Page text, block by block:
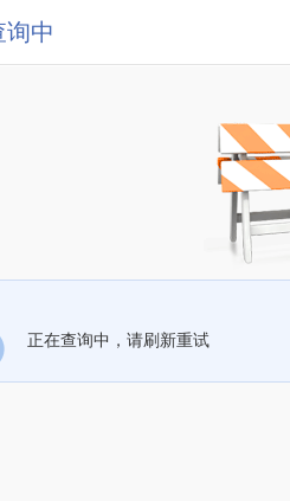
询中
正在查询中，请刷新重试